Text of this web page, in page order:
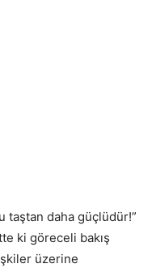
taştan daha güçlüdür!”
ki göreceli bakış
üzerine